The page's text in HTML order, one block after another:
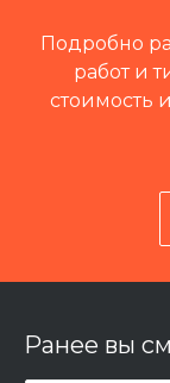
Подробно
работ и
стоимость
Ранее вы